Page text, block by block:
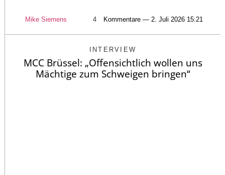
Mike Siemens 4 Kommentare — 2. Juli 2026 15:21
INTERVIEW
MCC Brüssel: „Offensichtlich wollen uns
Mächtige zum Schweigen bringen“